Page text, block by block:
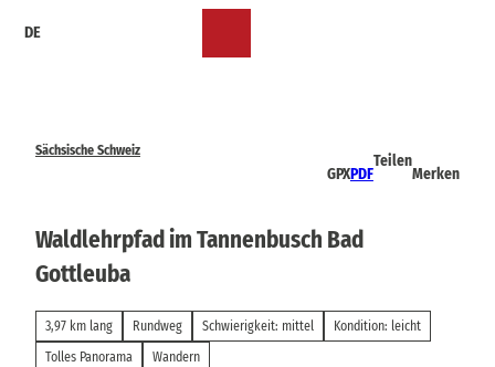
DE
Sächsische Schweiz
GPXPDF
Teilen
Merken
Waldlehrpfad im Tannenbusch Bad
Gottleuba
3,97 km lang Rundweg Schwierigkeit: mittel
Kondition: leicht
Tolles Panorama
Wandern